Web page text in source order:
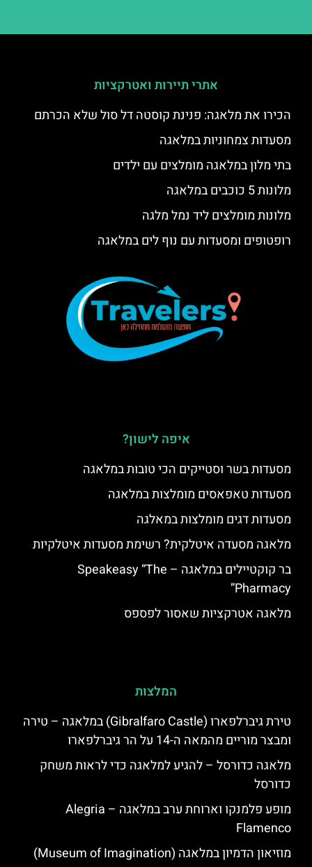
אתרי תיירות ואטרקציות
הכירו את מלאגה: פנינת קוסטה דל סול שלא הכרתם
מסעדות צמחוניות במלאגה
בתי מלון במלאגה מומלצים עם ילדים
מלונות 5 כוכבים במלאגה
מלונות מומלצים ליד נמל מלגה
רופטופים ומסעדות עם נוף לים במלאגה
איפה לישון?
מסעדות בשר וסטייקים הכי טובות במלאגה
מסעדות טאפאסים מומלצות במלאגה
מסעדות דגים מומלצות במאלגה
מלאגה מסעדה איטלקית? רשימת מסעדות איטלקיות
בר קוקטיילים במלאגה – Speakeasy “The
Pharmacy”
מלאגה אטרקציות שאסור לפספס
המלצות
טירת גיברלפארו (Gibralfaro Castle) במלאגה – טירה
ומבצר מוריים מהמאה ה-14 על הר גיברלפארו
מלאגה כדורסל – להגיע למלאגה כדי לראות משחק
כדורסל
מופע פלמנקו וארוחת ערב במלאגה – Alegria
Flamenco
מוזיאון הדמיון במלאגה (Museum of Imagination)